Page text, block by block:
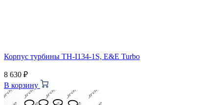
Корпус турбины TH-I134-1S, E&E Turbo
8 630 ₽
В корзину